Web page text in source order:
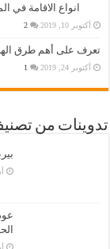
انواع الاقامة في
أكتوبر 10, 2019 2
تعرف على أهم طرق
أكتوبر 24, 2019 1
تدوينات من